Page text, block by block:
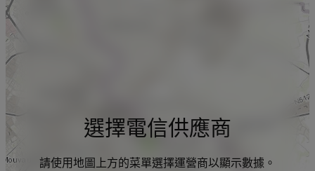
選擇電信供應商
請使用地圖上方的菜單選擇運營商以顯示數據。